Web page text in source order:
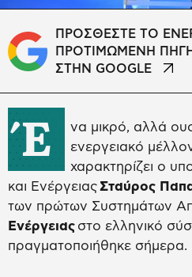
ΠΡΟΣΘΕΣΤΕ ΤΟ
ΠΡΟΤΙΜΩΜΕΝΗ
ΣΤΗΝ GOOGLE
Έ
να μικρό, αλλά
ενεργειακό
χαρακτηρίζει ο
και ΕνέργειαςΣταύρος
των πρώτων Συστημάτων
Ενέργειας στο ελληνικό
πραγματοποιήθηκε σήμερα.